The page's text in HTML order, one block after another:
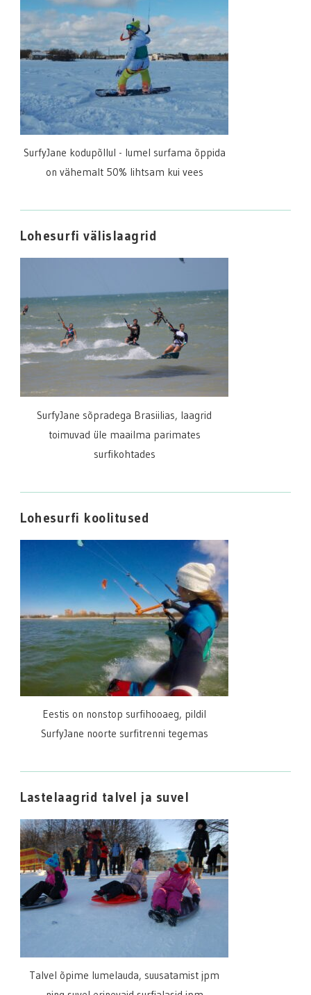
SurfyJane kodupõllul - lumel surfama õppida
on vähemalt 50% lihtsam kui vees
Lohesurfi välislaagrid
SurfyJane sõpradega Brasiilias, laagrid
toimuvad üle maailma parimates
surfikohtades
Lohesurfi koolitused
Eestis on nonstop surfihooaeg, pildil
SurfyJane noorte surfitrenni tegemas
Lastelaagrid talvel ja suvel
Talvel õpime lumelauda, suusatamist jpm